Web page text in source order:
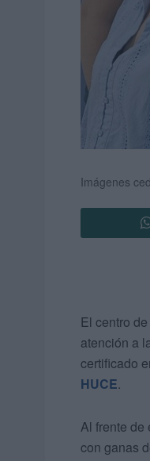
Imágenes
El centro
atención a
certificado
HUCE.
Al frente de
con ganas